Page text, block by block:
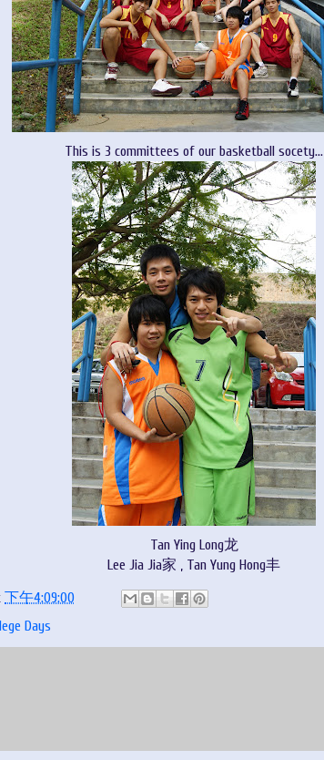
This is 3 committees of our basketball socety...
Tan Ying Long龙
Lee Jia Jia家 , Tan Yung Hong丰
下午4:09:00
Days